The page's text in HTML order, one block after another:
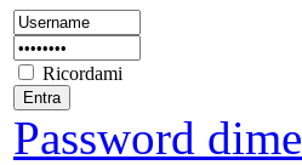
Ricordami
Password